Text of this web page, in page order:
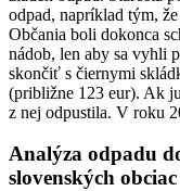
odpad, napríklad tým,
Občania boli dokonca
nádob, len aby sa vyhli
skončiť s čiernymi
(približne 123 eur). Ak
z nej odpustila. V roku
Analýza odpadu
slovenských obciac